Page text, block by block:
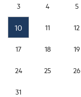
3 4 5
10 11 12
17 18 19
24 25 26
31